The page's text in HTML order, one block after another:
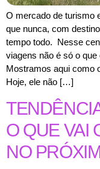
O mercado de turismo
que nunca, com
tempo todo. Nesse
viagens não é só o
Mostramos aqui como
Hoje, ele não […]
O QUE VAI
NO